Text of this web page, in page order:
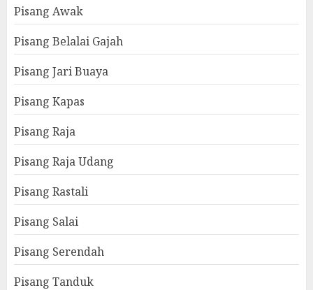
Pisang Awak
Pisang Belalai Gajah
Pisang Jari Buaya
Pisang Kapas
Pisang Raja
Pisang Raja Udang
Pisang Rastali
Pisang Salai
Pisang Serendah
Pisang Tanduk